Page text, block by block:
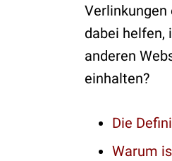
Verlinkungen
dabei helfen,
anderen
einhalten?
Die
Warum